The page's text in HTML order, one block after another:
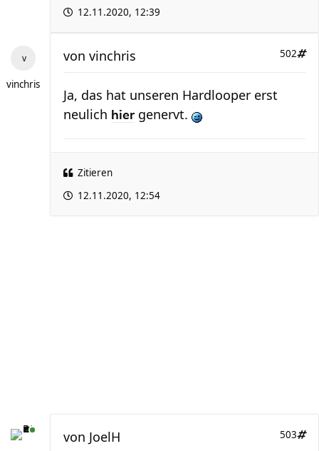
12.11.2020, 12:39
vinchris
502
von vinchris
Ja, das hat unseren Hardlooper erst
neulich hier genervt.
Zitieren
12.11.2020, 12:54
503
von JoelH